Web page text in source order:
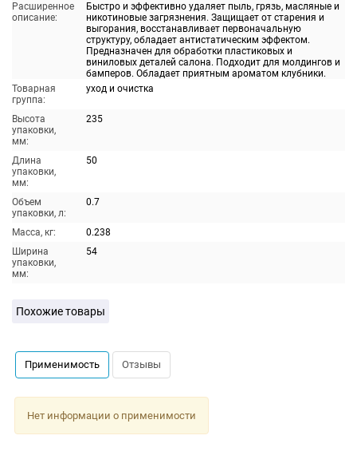
Расширенное
описание:
Быстро и эффективно удаляет пыль, грязь, масляные и
никотиновые загрязнения. Защищает от старения и
выгорания, восстанавливает первоначальную
структуру, обладает антистатическим эффектом.
Предназначен для обработки пластиковых и
виниловых деталей салона. Подходит для молдингов и
бамперов. Обладает приятным ароматом клубники.
Товарная
группа:
уход и очистка
Высота
упаковки,
мм:
235
Длина
упаковки,
мм:
50
Объем
упаковки, л:
0.7
Масса, кг:
0.238
Ширина
упаковки,
мм:
54
Похожие товары
Применимость Отзывы
Нет информации о применимости